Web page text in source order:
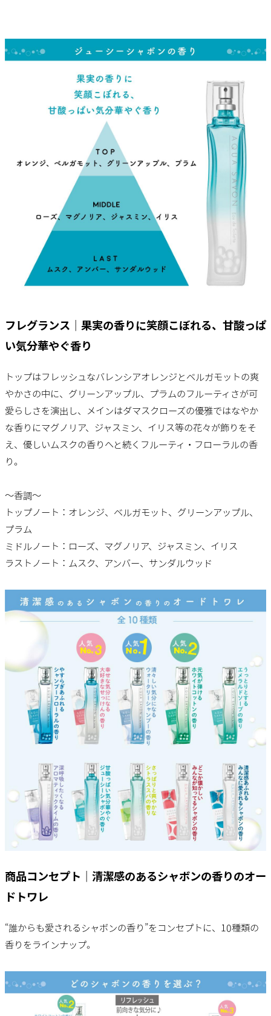
フレグランス｜果実の香りに笑顔こぼれる、甘酸っぱ
い気分華やぐ香り
トップはフレッシュなバレンシアオレンジとベルガモットの爽
やかさの中に、グリーンアップル、プラムのフルーティさが可
愛らしさを演出し、メインはダマスクローズの優雅ではなやか
な香りにマグノリア、ジャスミン、イリス等の花々が飾りをそ
え、優しいムスクの香りへと続くフルーティ・フローラルの香
り。
～香調～
トップノート：オレンジ、ベルガモット、グリーンアップル、
プラム
ミドルノート：ローズ、マグノリア、ジャスミン、イリス
ラストノート：ムスク、アンバー、サンダルウッド
商品コンセプト｜清潔感のあるシャボンの香りのオー
ドトワレ
“誰からも愛されるシャボンの香り”をコンセプトに、10種類の
香りをラインナップ。